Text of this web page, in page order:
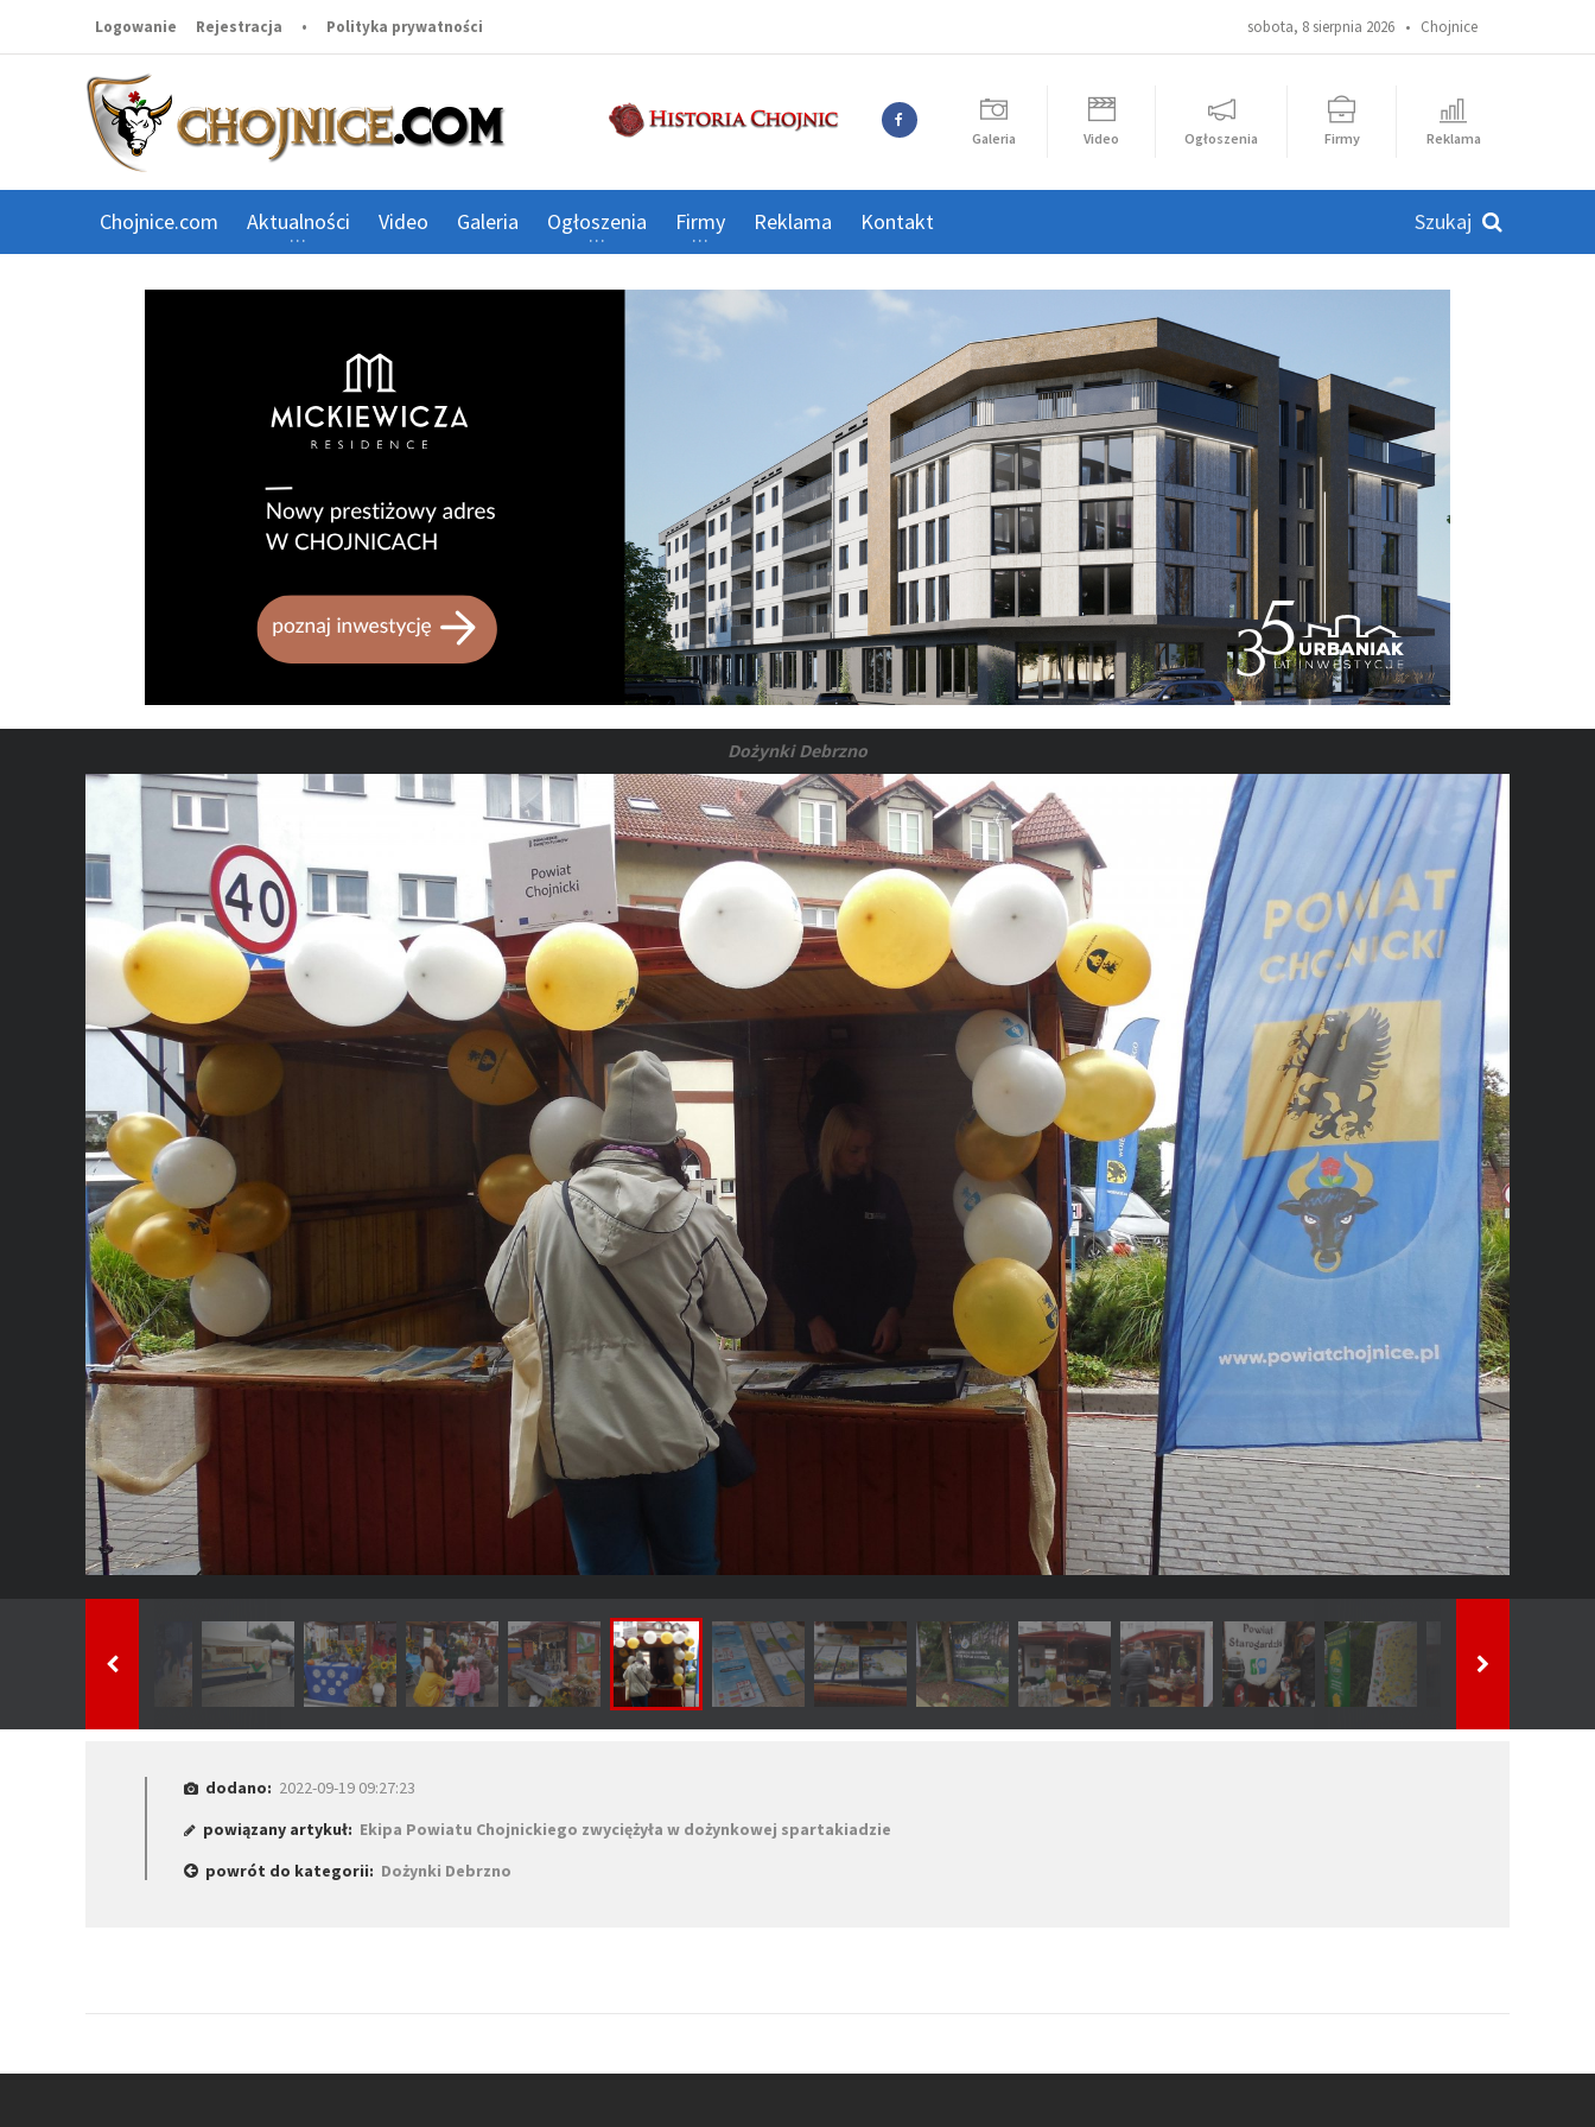
sobota, 8 sierpnia 2026 • Chojnice
Logowanie Rejestracja • Polityka prywatności
Galeria Video Ogłoszenia Firmy Reklama
Chojnice.com Aktualności Video Galeria Ogłoszenia Firmy Reklama Kontakt
Dożynki Debrzno
dodano: 2022-09-19 09:27:23
powiązany artykuł: Ekipa Powiatu Chojnickiego zwyciężyła w dożynkowej spartakiadzie
powrót do kategorii: Dożynki Debrzno